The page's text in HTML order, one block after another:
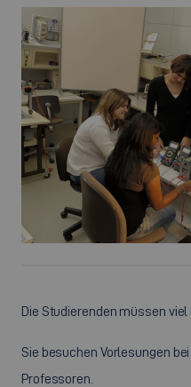
Die Studierenden müssen viel
Sie besuchen Vorlesungen
Professoren.